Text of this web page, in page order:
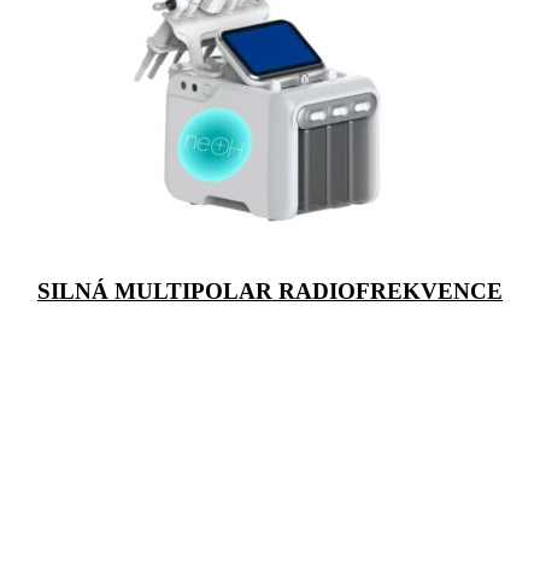
SILNÁ MULTIPOLAR RADIOFREKVENCE